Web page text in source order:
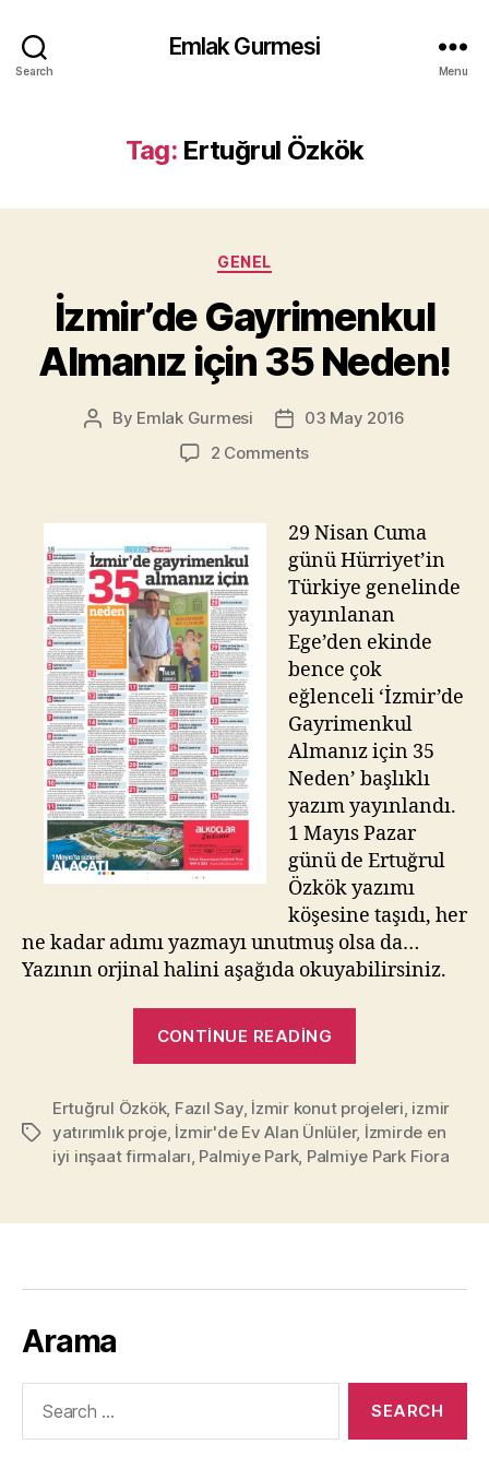
Search
Emlak Gurmesi
Menu
Tag: Ertuğrul Özkök
Categories
GENEL
İzmir’de Gayrimenkul
Almanız için 35 Neden!
Post
By Emlak Gurmesi
Post03 May 2016
2 Commentson
Almanız
için
35
Neden!
29 Nisan Cuma
günü Hürriyet’in
Türkiye genelinde
yayınlanan
Ege’den ekinde
bence çok
eğlenceli ‘İzmir’de
Gayrimenkul
Almanız için 35
Neden’ başlıklı
yazım yayınlandı.
1 Mayıs Pazar
günü de Ertuğrul
Özkök yazımı
köşesine taşıdı, her
ne kadar adımı yazmayı unutmuş olsa da…
Yazının orjinal halini aşağıda okuyabilirsiniz.
CONTINUE READING
için
35
Neden!”
Tags
Ertuğrul Özkök, Fazıl Say, İzmir konut projeleri, izmir
yatırımlık proje, İzmir'de Ev Alan Ünlüler, İzmirde en
iyi inşaat firmaları, Palmiye Park, Palmiye Park Fiora
Arama